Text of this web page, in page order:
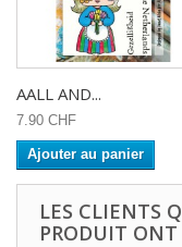
AALL AND...
7.90 CHF
Ajouter au panier
LES CLIENTS
PRODUIT